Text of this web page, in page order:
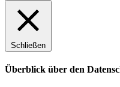
Schließen
Überblick über den